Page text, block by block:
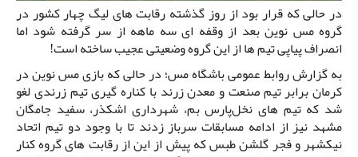
در حالی که قرار بود از روز گذشته رقابت های لیگ چهار کشور در
گروه مس نوین بعد از وقفه ای سه ماهه از سر گرفته شود اما
انصراف پیاپی تیم ها از این گروه وضعیتی عجیب ساخته است!
به گزارش روابط عمومی باشگاه مس؛ در حالی که بازی مس نوین در
کرمان برابر تیم صنعت و معدن زرند با کناره گیری تیم زرندی لغو
شد که تیم های نخل‌پارس بم، شهرداری اشکذر، سفید جامگان
مشهد نیز از ادامه مسابقات سرباز زدند تا با وجود دو تیم اتحاد
نیکشهر و فجر گلشن طبس که پیش از این از رقابت های گروه کنار